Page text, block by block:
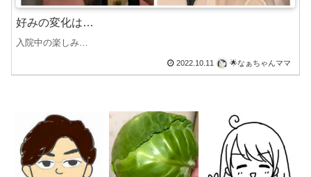
好みの変化は…
入院中の楽しみ…
2022.10.11 🌟なぁちゃんママ